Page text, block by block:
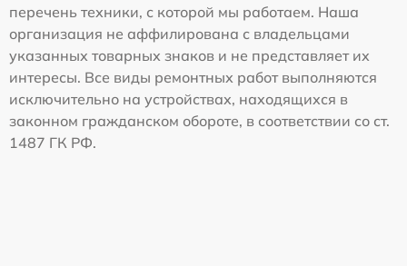
перечень техники, с которой мы работаем. Наша
организация не аффилирована с владельцами
указанных товарных знаков и не представляет их
интересы. Все виды ремонтных работ выполняются
исключительно на устройствах, находящихся в
законном гражданском обороте, в соответствии со ст.
1487 ГК РФ.